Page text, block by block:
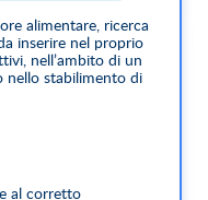
alimentare, ricerca
inserire nel proprio
nell’ambito di un
nello stabilimento di
al corretto